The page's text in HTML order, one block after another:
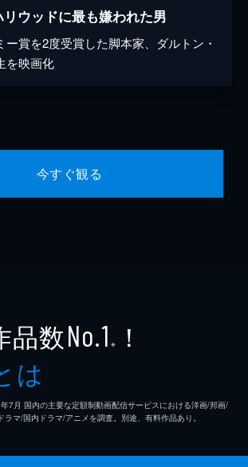
ウッドに最も嫌われた男
ー賞を2度受賞した脚本家、ダルトン・
を映画化
今すぐ観る
品数No.1 ※ ！
は
7⽉ 国内の主要な定額制動画配信サービスにおける洋画/邦画/
マ/国内ドラマ/アニメを調査。別途、有料作品あり。